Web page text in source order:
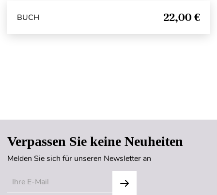
BUCH 22,00 €
Verpassen Sie keine Neuheiten
Melden Sie sich für unseren Newsletter an